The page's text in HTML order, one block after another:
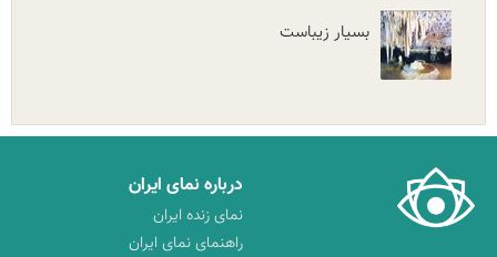
بسیار زیباست
درباره نمای ایران
نمای زنده ایران
راهنمای نمای ایران